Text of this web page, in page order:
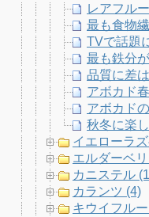
レアフル
最も食物
TVで話題
最も鉄分
品質に差
アボカド
アボカド
秋冬に楽
イエローラ
エルダーベ
カニステル
カランツ (4)
キウイフル